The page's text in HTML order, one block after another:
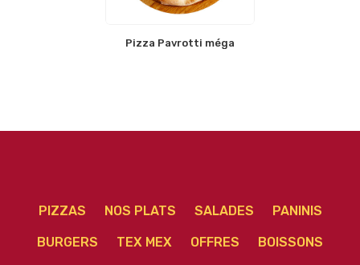
Pizza Pavrotti méga
PIZZAS NOS PLATS SALADES PANINIS
BURGERS TEX MEX OFFRES BOISSONS